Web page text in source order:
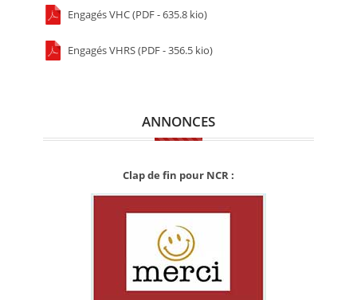
Engagés VHC (PDF - 635.8 kio)
Engagés VHRS (PDF - 356.5 kio)
ANNONCES
Clap de fin pour NCR :